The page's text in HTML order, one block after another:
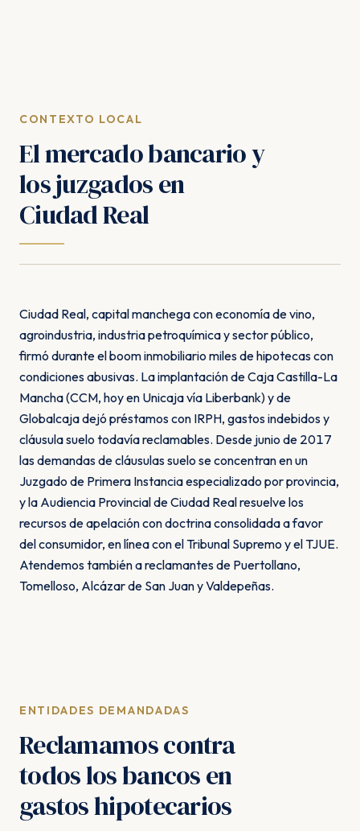
CONTEXTO LOCAL
El mercado bancario y
los juzgados en
Ciudad Real
Ciudad Real, capital manchega con economía de vino,
agroindustria, industria petroquímica y sector público,
firmó durante el boom inmobiliario miles de hipotecas con
condiciones abusivas. La implantación de Caja Castilla-La
Mancha (CCM, hoy en Unicaja vía Liberbank) y de
Globalcaja dejó préstamos con IRPH, gastos indebidos y
cláusula suelo todavía reclamables. Desde junio de 2017
las demandas de cláusulas suelo se concentran en un
Juzgado de Primera Instancia especializado por provincia,
y la Audiencia Provincial de Ciudad Real resuelve los
recursos de apelación con doctrina consolidada a favor
del consumidor, en línea con el Tribunal Supremo y el TJUE.
Atendemos también a reclamantes de Puertollano,
Tomelloso, Alcázar de San Juan y Valdepeñas.
ENTIDADES DEMANDADAS
Reclamamos contra
todos los bancos en
gastos hipotecarios